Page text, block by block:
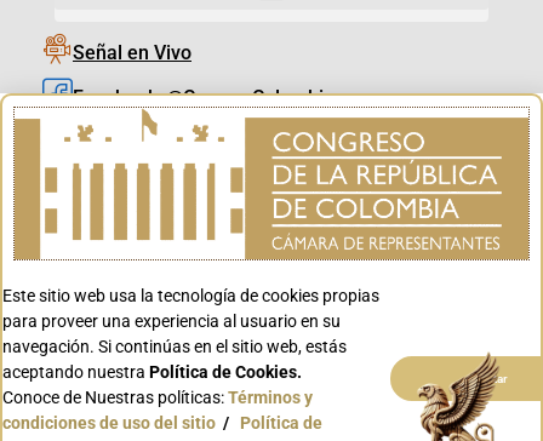
Señal en Vivo
Facebook_@CamaraColombia
Instagram_@CamaraColombia
X_@CamaraColombia
Youtube_@CamaraColombia
Youtube_@CanalCongreso
Conoce GOV.CO
Este sitio web usa la tecnología de cookies propias
para proveer una experiencia al usuario en su
navegación. Si continúas en el sitio web, estás
aceptando nuestra Política de Cookies.
Conoce de Nuestras políticas:Términos y
condiciones de uso del sitio / Política de
Aceptar